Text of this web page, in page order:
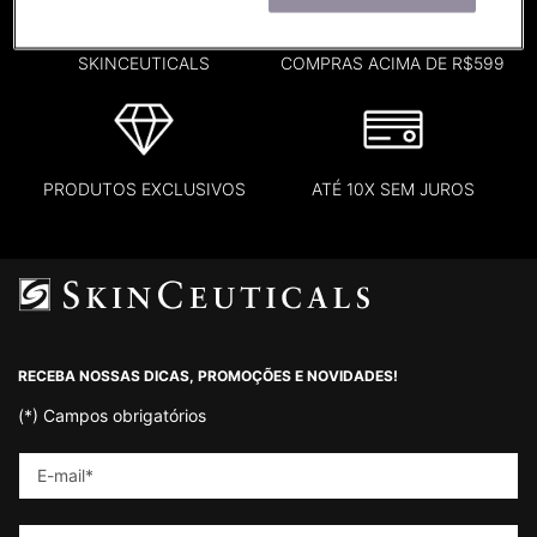
SKINCEUTICALS
COMPRAS ACIMA DE R$599
PRODUTOS EXCLUSIVOS ATÉ 10X SEM JUROS
RECEBA NOSSAS DICAS, PROMOÇÕES E NOVIDADES!
(*) Campos obrigatórios
E-mail*